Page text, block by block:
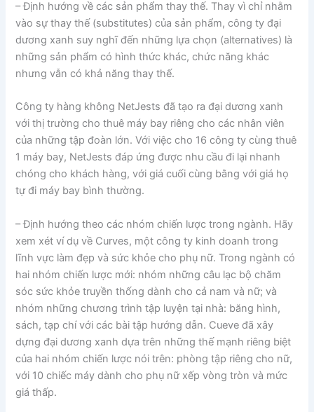
– Định hướng về các sản phẩm thay thế. Thay vì chỉ nhằm
vào sự thay thế (substitutes) của sản phẩm, công ty đại
dương xanh suy nghĩ đến những lựa chọn (alternatives) là
những sản phẩm có hình thức khác, chức năng khác
nhưng vẫn có khả năng thay thế.
Công ty hàng không NetJests đã tạo ra đại dương xanh
với thị trường cho thuê máy bay riêng cho các nhân viên
của những tập đoàn lớn. Với việc cho 16 công ty cùng thuê
1 máy bay, NetJests đáp ứng được nhu cầu đi lại nhanh
chóng cho khách hàng, với giá cuối cùng bằng với giá họ
tự đi máy bay bình thường.
– Định hướng theo các nhóm chiến lược trong ngành. Hãy
xem xét ví dụ về Curves, một công ty kinh doanh trong
lĩnh vực làm đẹp và sức khỏe cho phụ nữ. Trong ngành có
hai nhóm chiến lược mới: nhóm những câu lạc bộ chăm
sóc sức khỏe truyền thống dành cho cả nam và nữ; và
nhóm những chương trình tập luyện tại nhà: băng hình,
sách, tạp chí với các bài tập hướng dẫn. Cueve đã xây
dựng đại dương xanh dựa trên những thế mạnh riêng biệt
của hai nhóm chiến lược nói trên: phòng tập riêng cho nữ,
với 10 chiếc máy dành cho phụ nữ xếp vòng tròn và mức
giá thấp.